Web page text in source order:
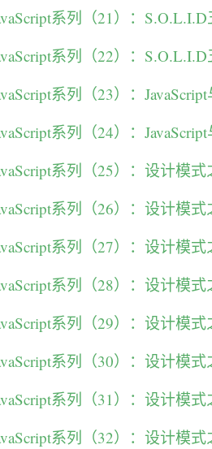
系列（21）：
系列（22）：
系列（23）：
系列（24）：
系列（25）：设计模
系列（26）：设计模
系列（27）：设计模
系列（28）：设计模
系列（29）：设计模
系列（30）：设计模
系列（31）：设计模
系列（32）：设计模